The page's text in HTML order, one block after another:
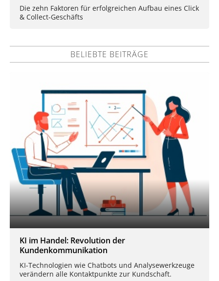
Die zehn Faktoren für erfolgreichen Aufbau eines Click
& Collect-Geschäfts
BELIEBTE BEITRÄGE
KI im Handel: Revolution der
Kundenkommunikation
KI-Technologien wie Chatbots und Analysewerkzeuge
verändern alle Kontaktpunkte zur Kundschaft.